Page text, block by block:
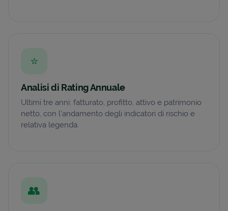
⭐
Analisi di Rating Annuale
Ultimi tre anni: fatturato, profitto, attivo e patrimonio
netto, con l’andamento degli indicatori di rischio e
relativa legenda.
👥